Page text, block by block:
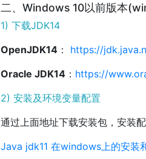
二、Windows 10以前版本
1) 下载JDK14
OpenJDK14 ： https://
Oracle JDK14 ： https://
2) 安装及环境变量配置
通过上面地址下载安装包，安装
Java jdk11 在windows上的安装